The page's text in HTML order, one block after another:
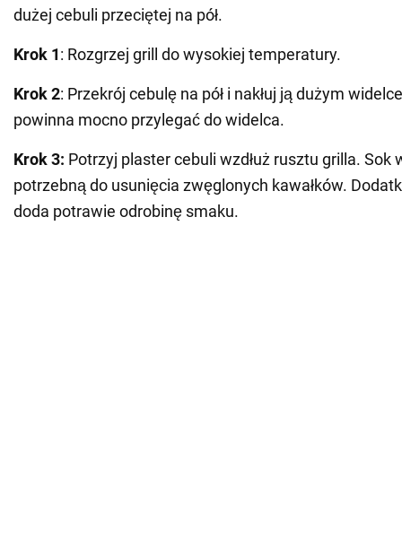
dużej cebuli przeciętej na pół.
Krok 1: Rozgrzej grill do wysokiej temperatury.
Krok2: Przekrój cebulę na pół i nakłuj ją dużym
powinna mocno przylegać do widelca.
Krok 3: Potrzyj plaster cebuli wzdłuż rusztu grilla. Sok
potrzebną do usunięcia zwęglonych kawałków.
doda potrawie odrobinę smaku.